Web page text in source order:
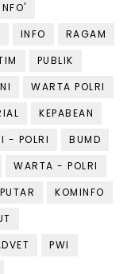
INFO
RAGAM
PUBLIK
WARTA POLRI
KEPABEAN
- POLRI
BUMD
WARTA - POLRI
KOMINFO
PWI